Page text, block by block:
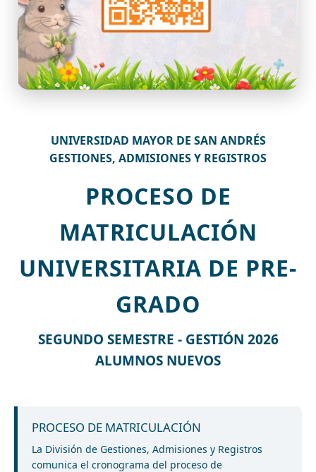
UNIVERSIDAD MAYOR DE SAN ANDRÉS
GESTIONES, ADMISIONES Y REGISTROS
PROCESO DE
MATRICULACIÓN
UNIVERSITARIA DE PRE-
GRADO
SEGUNDO SEMESTRE - GESTIÓN 2026
ALUMNOS NUEVOS
PROCESO DE MATRICULACIÓN
La División de Gestiones, Admisiones y Registros
comunica el cronograma del proceso de